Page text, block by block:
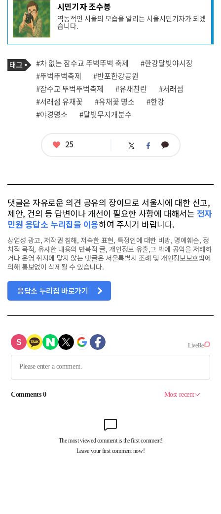
기
사
작
성
자
프
필
시민기자 조수봉
역동적인 서울의 모습을 알리는 서울시민기자가 되겠
습니다.
기
사
관
련
태
그
태
그
#차 없는 잠수교 뚜벅뚜벅 축제
#한강달빛야시장
#뚜벅뚜벅축제
#반포한강공원
#잠수교 뚜벅뚜벅축제
#유채찬란
#서래섬
#서래섬 유채꽃
#유채꽃 명소
#한강
#야경명소
#달빛무지개분수
좋
25 트 페 카
댓글은 자유로운 의견 공유의 장이므로 서울시에 대한 신고,
제안, 건의 등 답변이나 개선이 필요한 사항에 대해서는 전자
민원 응답소 누리집을 이용하여 주시기 바랍니다.
상업성 광고, 저작권 침해, 저속한 표현, 특정인에 대한 비방, 명예훼손, 정
치적 목적, 유사한 내용의 반복적 글, 개인정보 유출,그 밖에 공익을 저해하
거나 운영 취지에 맞지 않는 댓글은 서울특별시 조례 및 개인정보보호법에
의해 통보없이 삭제될 수 있습니다.
응답소 누리집 바로가기